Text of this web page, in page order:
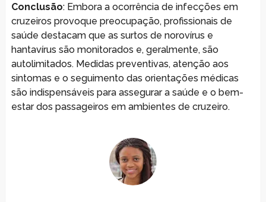
Conclusão: Embora a ocorrência de infecções em
cruzeiros provoque preocupação, profissionais de
saúde destacam que as surtos de norovírus e
hantavírus são monitorados e, geralmente, são
autolimitados. Medidas preventivas, atenção aos
sintomas e o seguimento das orientações médicas
são indispensáveis para assegurar a saúde e o bem-
estar dos passageiros em ambientes de cruzeiro.